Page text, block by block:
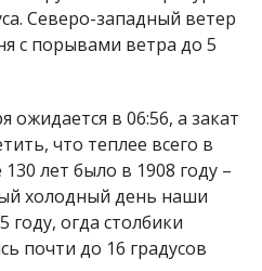
преподобной
этот назывался Мороз
если гусь выйдет на
наоборот, предвещал
туман — к оттепели.